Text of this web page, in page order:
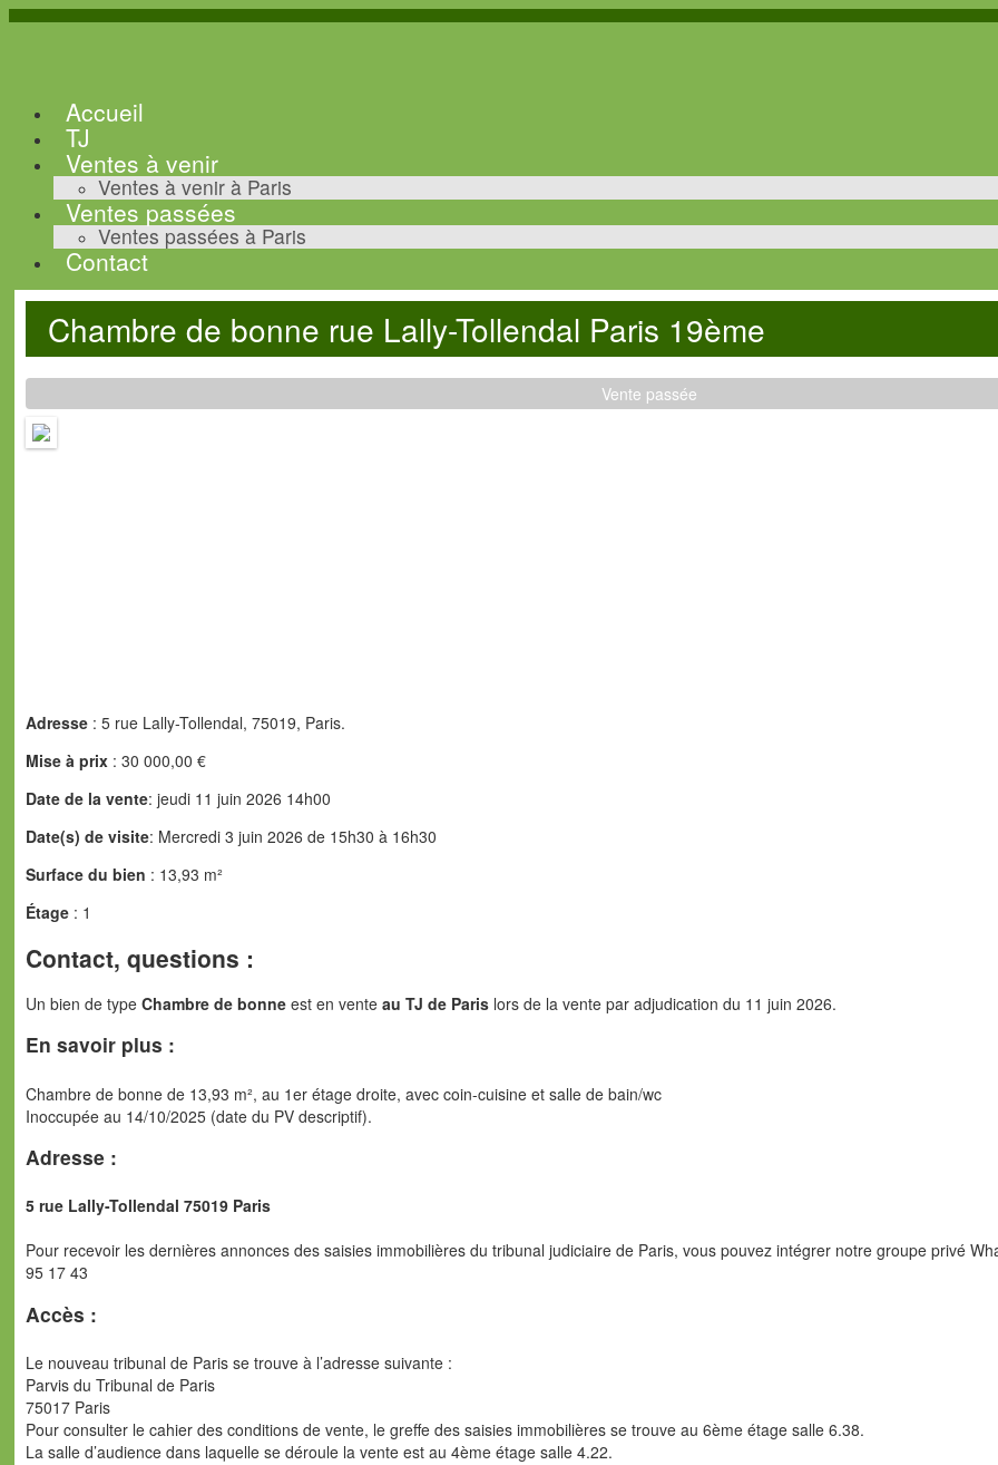
Accueil
TJ
Ventes à venir
Ventes à venir à Paris
Ventes passées
Ventes passées à Paris
Contact
Chambre de bonne rue Lally-Tollendal Paris 19ème
Vente passée
Adresse : 5 rue Lally-Tollendal, 75019, Paris.
Mise à prix : 30 000,00 €
Date de la vente: jeudi 11 juin 2026 14h00
Date(s) de visite: Mercredi 3 juin 2026 de 15h30 à 16h30
Surface du bien : 13,93 m²
Étage : 1
Contact, questions :
Un bien de type Chambre de bonne est en vente au TJ de Paris lors de la vente par adjudication du 11 juin 2026.
En savoir plus :
Chambre de bonne de 13,93 m², au 1er étage droite, avec coin-cuisine et salle de bain/wc
Inoccupée au 14/10/2025 (date du PV descriptif).
Adresse :
5 rue Lally-Tollendal 75019 Paris
Pour recevoir les dernières annonces des saisies immobilières du tribunal judiciaire de Paris, vous pouvez intégrer notre groupe privé
95 17 43
Accès :
Le nouveau tribunal de Paris se trouve à l’adresse suivante :
Parvis du Tribunal de Paris
75017 Paris
Pour consulter le cahier des conditions de vente, le greffe des saisies immobilières se trouve au 6ème étage salle 6.38.
La salle d’audience dans laquelle se déroule la vente est au 4ème étage salle 4.22.